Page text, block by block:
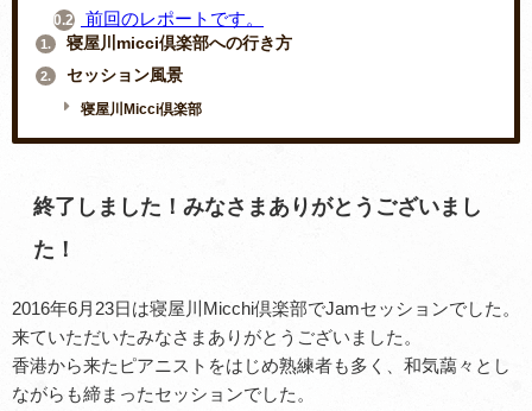
0.2. 前回のレポートです。
1. 寝屋川micci倶楽部への行き方
2. セッション風景
寝屋川Micci倶楽部
終了しました！みなさまありがとうございまし
た！
2016年6月23日は寝屋川Micchi倶楽部でJamセッションでした。
来ていただいたみなさまありがとうございました。
香港から来たピアニストをはじめ熟練者も多く、和気藹々とし
ながらも締まったセッションでした。